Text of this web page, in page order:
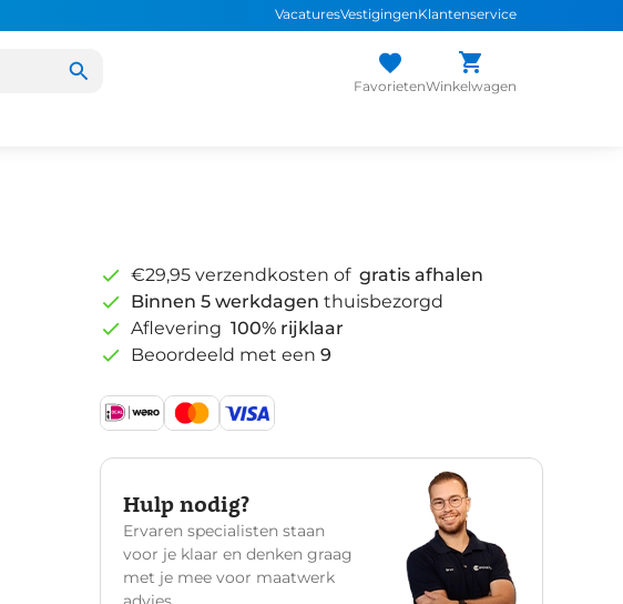
VacaturesVestigingenKlantenservice
FavorietenWinkelwagen
€29,95 verzendkosten of gratis afhalen
Binnen 5 werkdagen thuisbezorgd
Aflevering 100% rijklaar
Beoordeeld met een 9
Hulp nodig?
Ervaren specialisten staan
voor je klaar en denken graag
met je mee voor maatwerk